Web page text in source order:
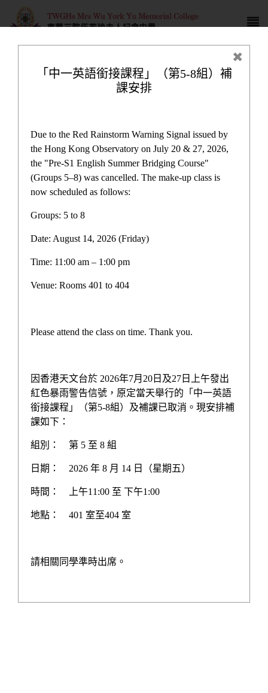
最新消息
最新消息
首頁 > 最新消息
《灼見名家》-東華三院教育
請到本院不同的持份者從多角度探索本院的教育理念、「全人發
「中一英語銜接課程」（第5-8組）補
課安排
Due to the Red Rainstorm Warning Signal issued by
the Hong Kong Observatory on July 20 & 27, 2026,
the "Pre-S1 English Summer Bridging Course"
(Groups 5–8) was cancelled. The make-up class is
now scheduled as follows:
Groups: 5 to 8
Date: August 14, 2026 (Friday)
Time: 11:00 am – 1:00 pm
Venue: Rooms 401 to 404
Please attend the class on time. Thank you.
因香港天文台於 2026年7月20日及27日上午發出
紅色暴雨警告信號，原定當天舉行的「中一英語
銜接課程」（第5-8組）及補課已取消。現安排補
課如下：
組別： 第 5 至 8 組
日期： 2026 年 8 月 14 日（星期五）
時間： 上午11:00 至 下午1:00
地點： 401 室至404 室
請相關同學準時出席。